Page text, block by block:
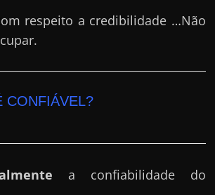
respeito a credibilidade …Não
CONFIÁVEL?
a confiabilidade do